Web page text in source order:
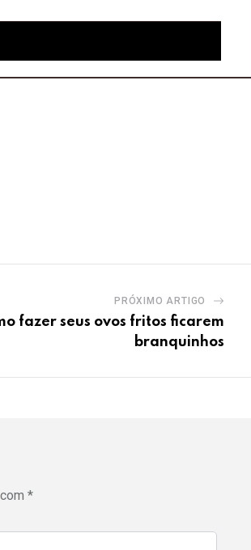
PRÓXIMO ARTIGO
fazer seus ovos fritos ficarem
branquinhos
*